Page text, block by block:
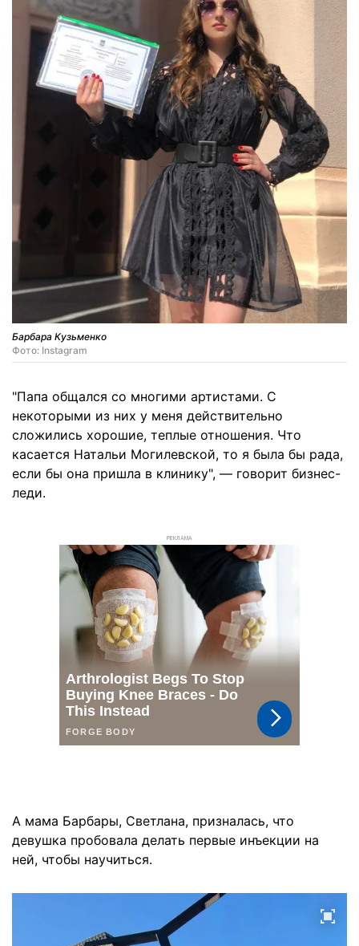
Барбара Кузьменко
Фото: Instagram
"Папа общался со многими артистами. С
некоторыми из них у меня действительно
сложились хорошие, теплые отношения. Что
касается Натальи Могилевской, то я была бы рада,
если бы она пришла в клинику", — говорит бизнес-
леди.
РЕКЛАМА
А мама Барбары, Светлана, призналась, что
девушка пробовала делать первые инъекции на
ней, чтобы научиться.